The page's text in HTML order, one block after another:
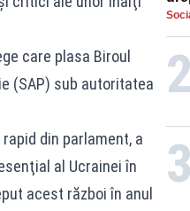
care plasa Biroul
(SAP) sub autoritatea
din parlament, a
al Ucrainei în
acest război în anul
2
3